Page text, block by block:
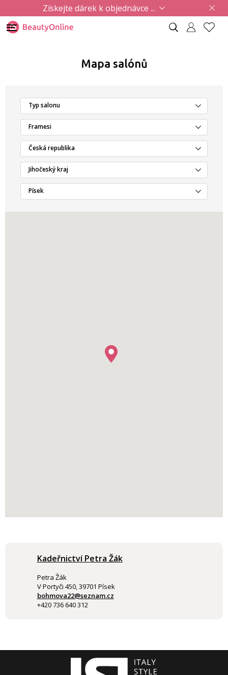
Získejte dárek k objednávce ...
Mapa salónů
Typ salonu
Framesi
Česká republika
Jihočeský kraj
Písek
Kadeřnictví Petra Žák
Petra Žák
V Portyči 450, 39701 Písek
bohmova22@seznam.cz
+420 736 640 312